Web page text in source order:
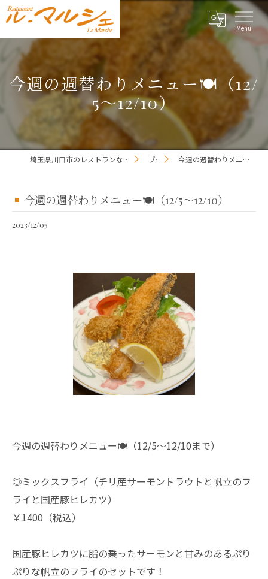
今週の週替わりメニュー🍽（12/
5～12/10）
埼玉県川口市のレストランならレストラン ル・マルシェ ブログ 今週の週替わりメニュー🍽（12/5～12/10）
今週の週替わりメニュー🍽（12/5～12/10）
2023/12/05
今週の週替わりメニュー🍽（12/5～12/10まで）
◎ミックスフライ（チリ産サーモントラウトと帆立のフ
ライと国産豚ヒレカツ）
￥1400（税込）
国産豚ヒレカツに脂の乗ったサーモンと甘みのあるぷり
ぷりな帆立のフライのセットです！